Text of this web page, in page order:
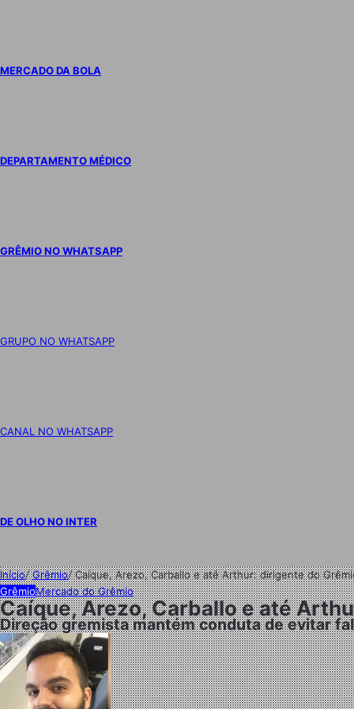
MERCADO DA BOLA
DEPARTAMENTO MÉDICO
GRÊMIO NO WHATSAPP
GRUPO NO WHATSAPP
CANAL NO WHATSAPP
DE OLHO NO INTER
Início/Grêmio/Caíque, Arezo, Carballo e até Arthur: dirigente do
GrêmioMercado do Grêmio
Caíque, Arezo, Carballo e até
Direção gremista mantém conduta de evitar